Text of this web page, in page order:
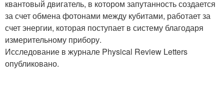
квантовый двигатель, в котором запутанность создается
за счет обмена фотонами между кубитами, работает за
счет энергии, которая поступает в систему благодаря
измерительному прибору.
Исследование в журнале Physical Review Letters
опубликовано.